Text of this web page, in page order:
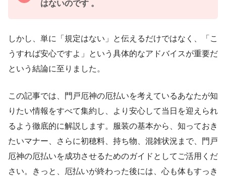
はないのです 。
しかし、単に「規定はない」と伝えるだけではなく、「こ
うすれば安心ですよ」という具体的なアドバイスが重要だ
という結論に至りました。
この記事では、門戸厄神の厄払いを考えているあなたが知
りたい情報をすべて集約し、より安心して当日を迎えられ
るよう徹底的に解説します。服装の基本から、知っておき
たいマナー、さらに初穂料、持ち物、混雑状況まで、門戸
厄神の厄払いを成功させるためのガイドとしてご活用くだ
さい。きっと、厄払いが終わった後には、心も体もすっき